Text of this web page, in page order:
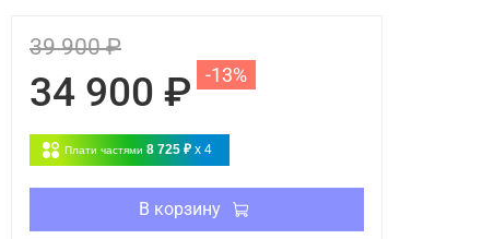
39 900 ₽
34 900 ₽ -13%
Плати частями 8 725 ₽ x 4
В корзину